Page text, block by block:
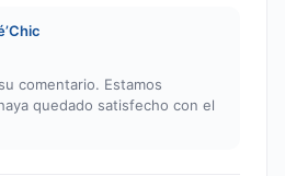
comentario. Estamos
quedado satisfecho con el